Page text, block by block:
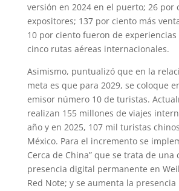
versión en 2024 en el puerto; 26 por
expositores; 137 por ciento más
10 por ciento fueron de
cinco rutas aéreas internacionales.
Asimismo, puntualizó que en la
meta es que para 2029, se coloque
emisor número 10 de turistas.
realizan 155 millones de viajes
año y en 2025, 107 mil turistas
México. Para el incremento se
Cerca de China” que se trata de una
presencia digital permanente en
Red Note; y se aumenta la